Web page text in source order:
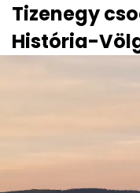
Tizenegy
História-